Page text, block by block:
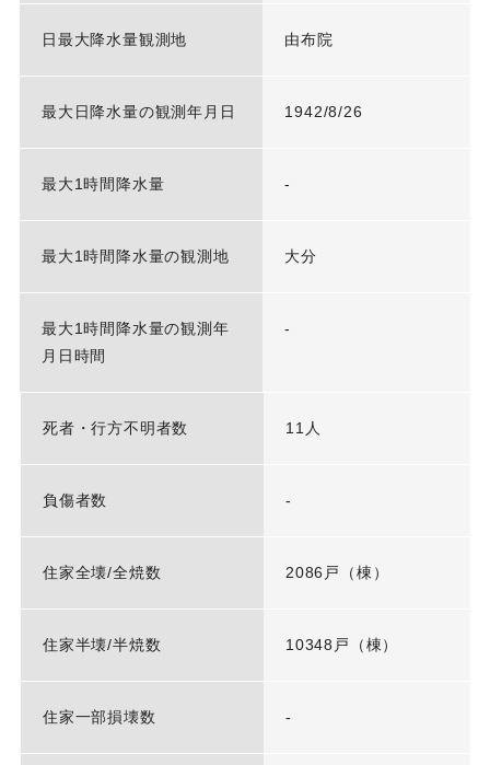
日最大降水量観測地 由布院
最大日降水量の観測年月日 1942/8/26
最大1時間降水量 -
最大1時間降水量の観測地 大分
最大1時間降水量の観測年
月日時間
-
死者・行方不明者数 11人
負傷者数 -
住家全壊/全焼数 2086戸（棟）
住家半壊/半焼数 10348戸（棟）
住家一部損壊数 -